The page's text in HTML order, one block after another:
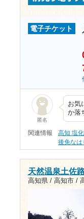
電子チケット
匿名
お気
か落
関連情報 高知 塩
後免なは
天然温泉土佐
高知県 / 高知市 /